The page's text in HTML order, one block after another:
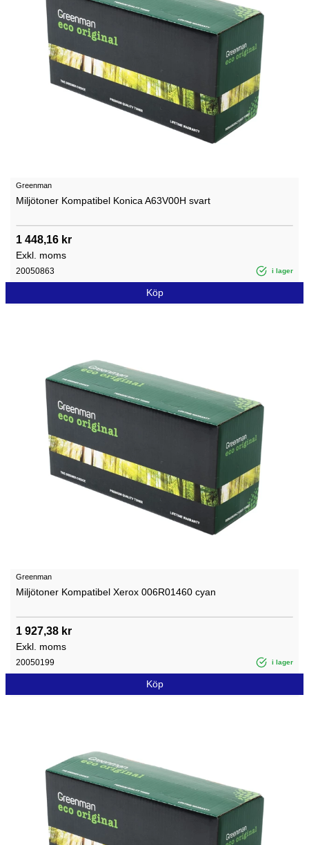
Greenman
Miljötoner Kompatibel Konica A63V00H svart
1 448,16 kr
Exkl. moms
20050863 i lager
Köp
Greenman
Miljötoner Kompatibel Xerox 006R01460 cyan
1 927,38 kr
Exkl. moms
20050199 i lager
Köp